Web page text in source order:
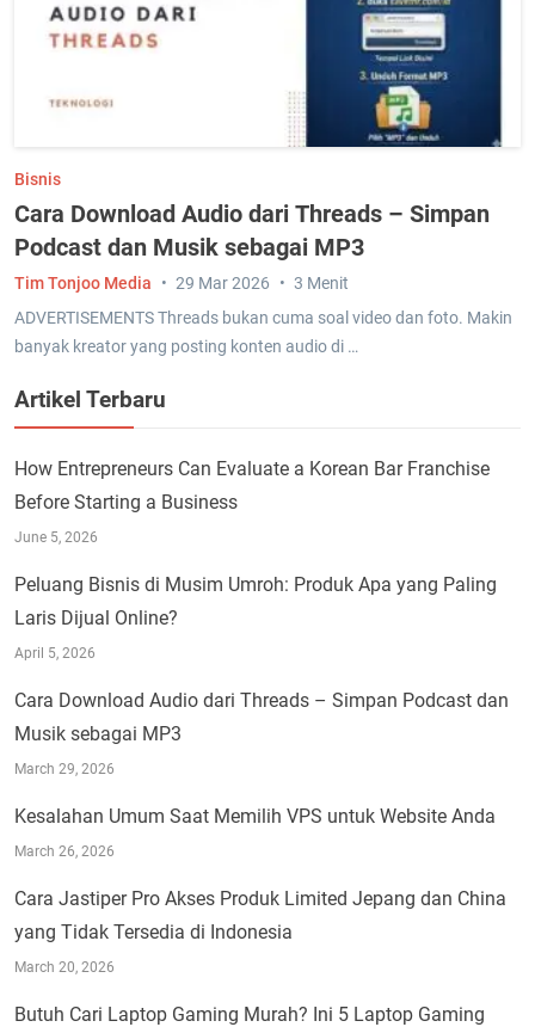
Bisnis
Cara Download Audio dari Threads – Simpan
Podcast dan Musik sebagai MP3
ADVERTISEMENTS Threads bukan cuma soal video dan foto. Makin
banyak kreator yang posting konten audio di …
Tim Tonjoo Media 29 Mar 2026 3 Menit
Artikel Terbaru
How Entrepreneurs Can Evaluate a Korean Bar Franchise
Before Starting a Business
June 5, 2026
Peluang Bisnis di Musim Umroh: Produk Apa yang Paling
Laris Dijual Online?
April 5, 2026
Cara Download Audio dari Threads – Simpan Podcast dan
Musik sebagai MP3
March 29, 2026
Kesalahan Umum Saat Memilih VPS untuk Website Anda
March 26, 2026
Cara Jastiper Pro Akses Produk Limited Jepang dan China
yang Tidak Tersedia di Indonesia
March 20, 2026
Butuh Cari Laptop Gaming Murah? Ini 5 Laptop Gaming